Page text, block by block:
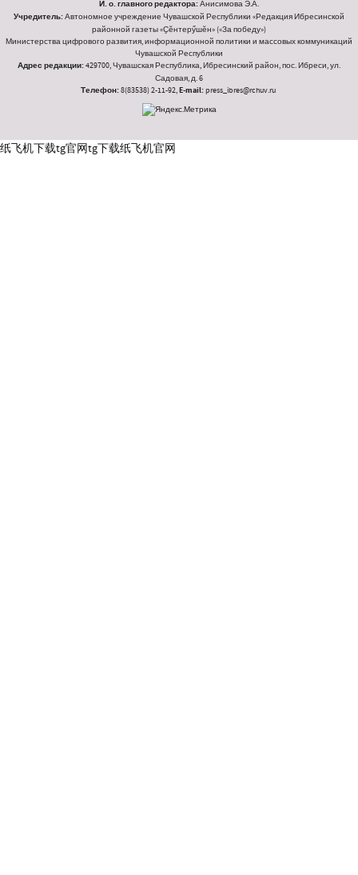
И. о. главного редактора:Анисимова Э.А.
Учредитель:Автономное учреждение Чувашской Республики «Редакция Ибресинской
районной газеты «Ҫӗнтерӳшӗн» («За победу»)
Министерства цифрового развития, информационной политики и массовых коммуникаций
Чувашской Республики
Адрес редакции:429700, Чувашская Республика, Ибресинский район, пос. Ибреси, ул.
Садовая, д. 6
Телефон:8(83538) 2-11-92,E-mail:press_ibres@rchuv.ru
纸飞机下载tg官网tg下载纸飞机官网